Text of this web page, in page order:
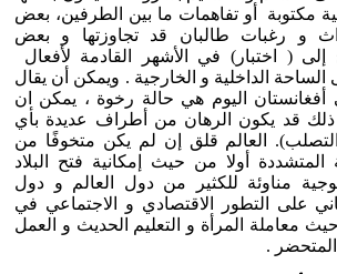
مكتوبة أو تفاهمات ما بين الطرفين، بعض
و رغبات طالبان قد تجاوزتها و بعض
إلى ( اختبار) في الأشهر القادمة لأفعال
الداخلية و الخارجية . ويمكن أن يقال
أفغانستان اليوم هي حالة رخوة ، يمكن ان
ذلك قد يكون الرهان من أطراف عديدة بأي
العالم قلق إن لم يكن متخوفًا من
أولا من حيث إمكانية فتح البلاد
مناوئة للكثير من دول العالم و دول
على التطور الاقتصادي و الاجتماعي في
معاملة المرأة و التعليم الحديث و العمل
المتحضر .